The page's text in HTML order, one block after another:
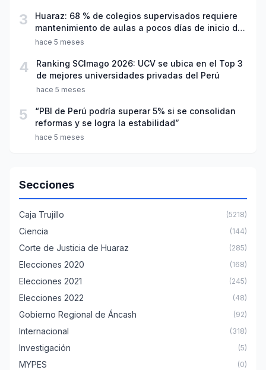
3
Huaraz: 68 % de colegios supervisados requiere
mantenimiento de aulas a pocos días de inicio del
año escolar 2026
hace 5 meses
4
Ranking SCImago 2026: UCV se ubica en el Top 3
de mejores universidades privadas del Perú
hace 5 meses
5
“PBI de Perú podría superar 5% si se consolidan
reformas y se logra la estabilidad”
hace 5 meses
Secciones
Caja Trujillo (5218)
Ciencia (144)
Corte de Justicia de Huaraz (285)
Elecciones 2020 (168)
Elecciones 2021 (245)
Elecciones 2022 (48)
Gobierno Regional de Áncash (92)
Internacional (318)
Investigación (5)
MYPES (0)